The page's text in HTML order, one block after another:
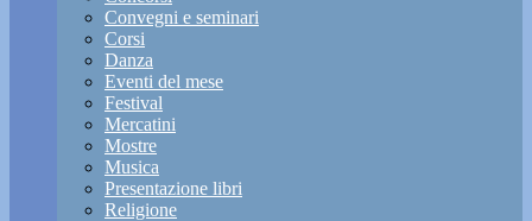
Convegni e seminari
Corsi
Danza
Eventi del mese
Festival
Mercatini
Mostre
Musica
Presentazione libri
Religione